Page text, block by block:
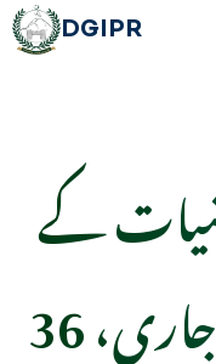
DGIPR
کے
خلاف کاروائیاں جاری، 36